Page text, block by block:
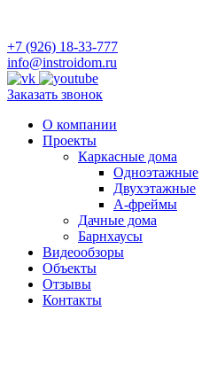
+7 (926) 18-33-777
info@instroidom.ru
Заказать звонок
О компании
Проекты
Каркасные дома
Одноэтажные
Двухэтажные
А-фреймы
Дачные дома
Барнхаусы
Видеообзоры
Объекты
Отзывы
Контакты